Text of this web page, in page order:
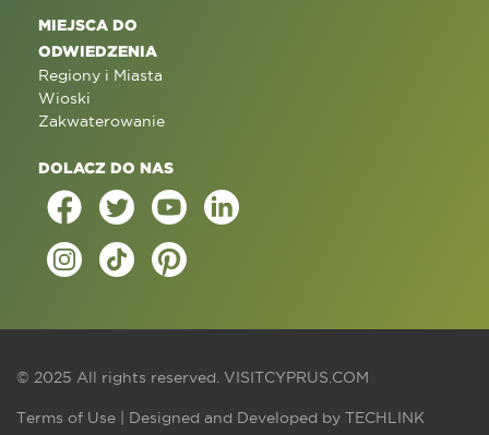
MIEJSCA DO
ODWIEDZENIA
Regiony i Miasta
Wioski
Zakwaterowanie
DOLACZ DO NAS
© 2025 All rights reserved. VISITCYPRUS.COM
Terms of Use | Designed and Developed by TECHLINK